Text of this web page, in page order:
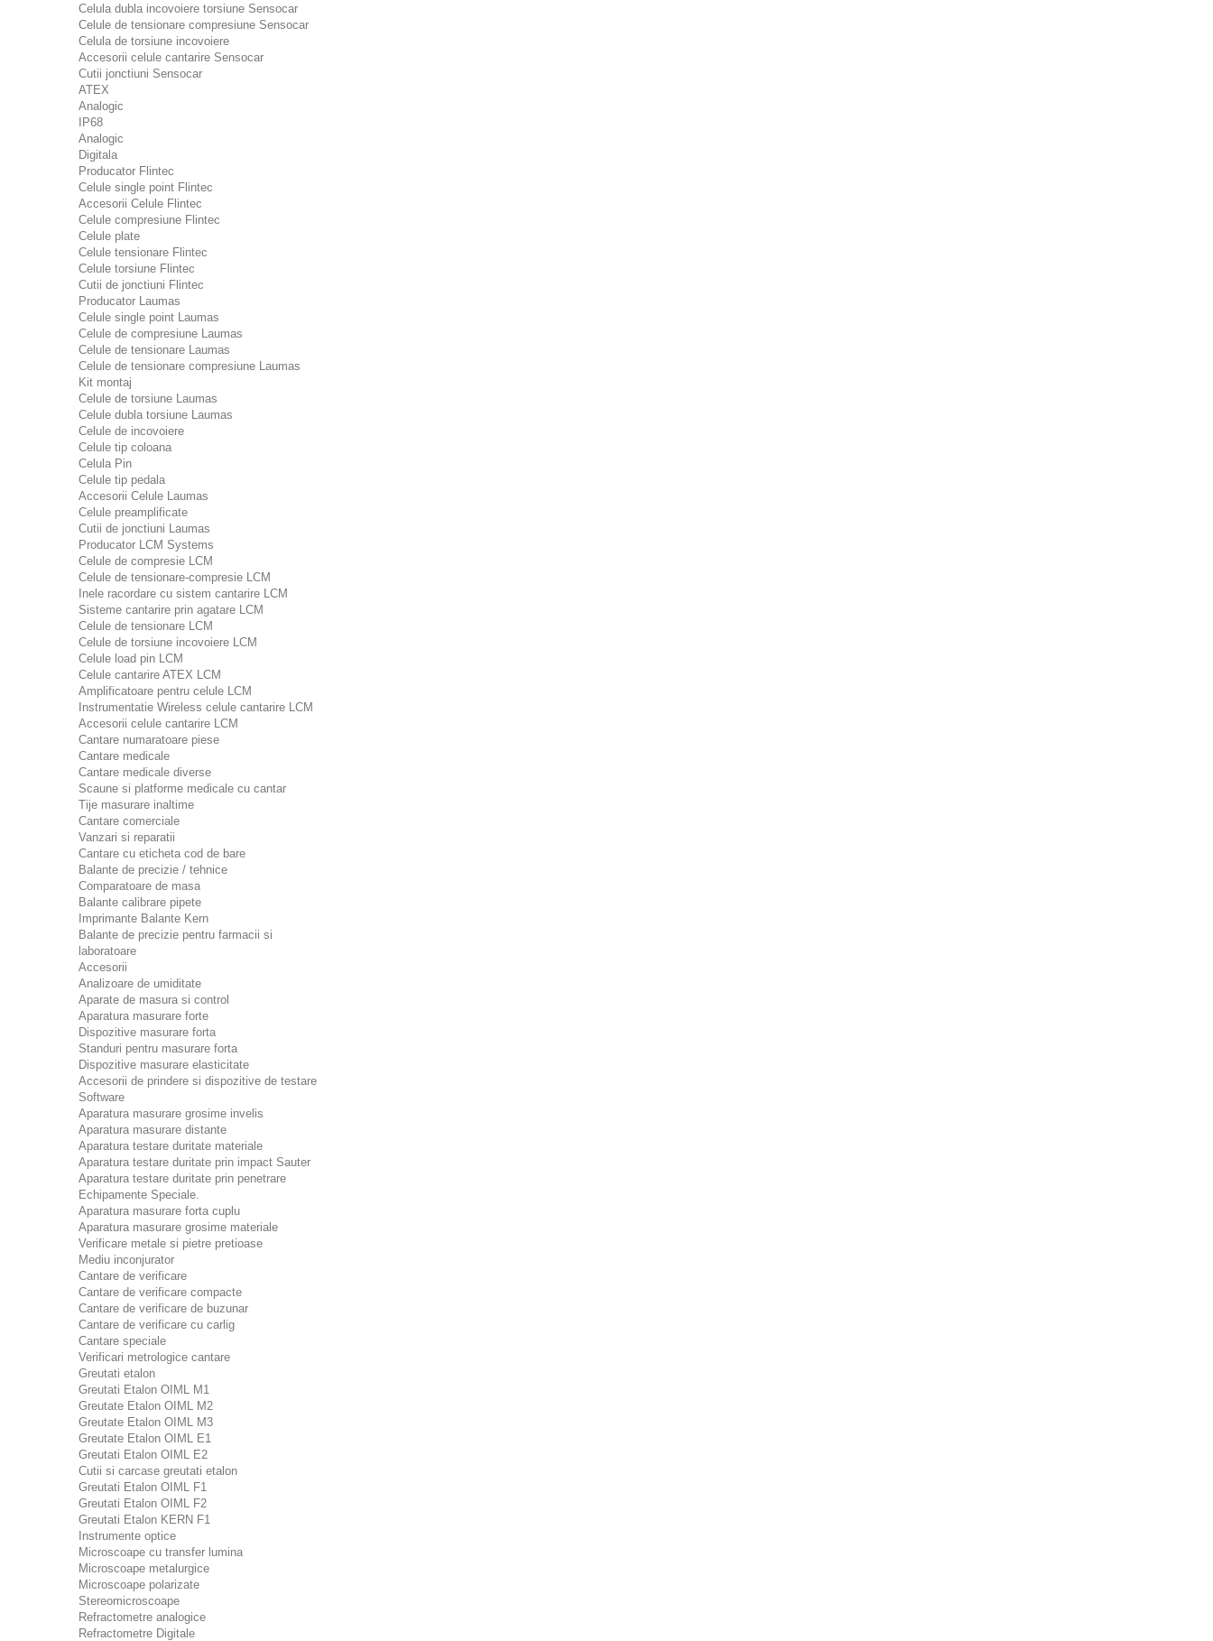
Celula dubla incovoiere torsiune Sensocar
Celule de tensionare compresiune Sensocar
Celula de torsiune incovoiere
Accesorii celule cantarire Sensocar
Cutii jonctiuni Sensocar
ATEX
Analogic
IP68
Analogic
Digitala
Producator Flintec
Celule single point Flintec
Accesorii Celule Flintec
Celule compresiune Flintec
Celule plate
Celule tensionare Flintec
Celule torsiune Flintec
Cutii de jonctiuni Flintec
Producator Laumas
Celule single point Laumas
Celule de compresiune Laumas
Celule de tensionare Laumas
Celule de tensionare compresiune Laumas
Kit montaj
Celule de torsiune Laumas
Celule dubla torsiune Laumas
Celule de incovoiere
Celule tip coloana
Celula Pin
Celule tip pedala
Accesorii Celule Laumas
Celule preamplificate
Cutii de jonctiuni Laumas
Producator LCM Systems
Celule de compresie LCM
Celule de tensionare-compresie LCM
Inele racordare cu sistem cantarire LCM
Sisteme cantarire prin agatare LCM
Celule de tensionare LCM
Celule de torsiune incovoiere LCM
Celule load pin LCM
Celule cantarire ATEX LCM
Amplificatoare pentru celule LCM
Instrumentatie Wireless celule cantarire LCM
Accesorii celule cantarire LCM
Cantare numaratoare piese
Cantare medicale
Cantare medicale diverse
Scaune si platforme medicale cu cantar
Tije masurare inaltime
Cantare comerciale
Vanzari si reparatii
Cantare cu eticheta cod de bare
Balante de precizie / tehnice
Comparatoare de masa
Balante calibrare pipete
Imprimante Balante Kern
Balante de precizie pentru farmacii si
laboratoare
Accesorii
Analizoare de umiditate
Aparate de masura si control
Aparatura masurare forte
Dispozitive masurare forta
Standuri pentru masurare forta
Dispozitive masurare elasticitate
Accesorii de prindere si dispozitive de testare
Software
Aparatura masurare grosime invelis
Aparatura masurare distante
Aparatura testare duritate materiale
Aparatura testare duritate prin impact Sauter
Aparatura testare duritate prin penetrare
Echipamente Speciale.
Aparatura masurare forta cuplu
Aparatura masurare grosime materiale
Verificare metale si pietre pretioase
Mediu inconjurator
Cantare de verificare
Cantare de verificare compacte
Cantare de verificare de buzunar
Cantare de verificare cu carlig
Cantare speciale
Verificari metrologice cantare
Greutati etalon
Greutati Etalon OIML M1
Greutate Etalon OIML M2
Greutate Etalon OIML M3
Greutate Etalon OIML E1
Greutati Etalon OIML E2
Cutii si carcase greutati etalon
Greutati Etalon OIML F1
Greutati Etalon OIML F2
Greutati Etalon KERN F1
Instrumente optice
Microscoape cu transfer lumina
Microscoape metalurgice
Microscoape polarizate
Stereomicroscoape
Refractometre analogice
Refractometre Digitale